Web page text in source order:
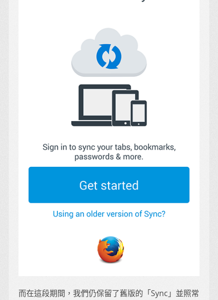
而在這段期間，我們仍保留了舊版的「Sync」並照常